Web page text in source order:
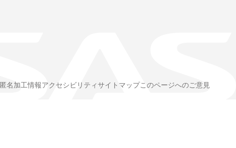
匿名加工情報アクセシビリティサイトマップこのページへのご意見